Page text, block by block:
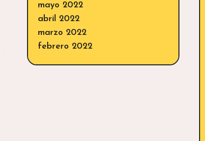
mayo 2022
abril 2022
marzo 2022
febrero 2022